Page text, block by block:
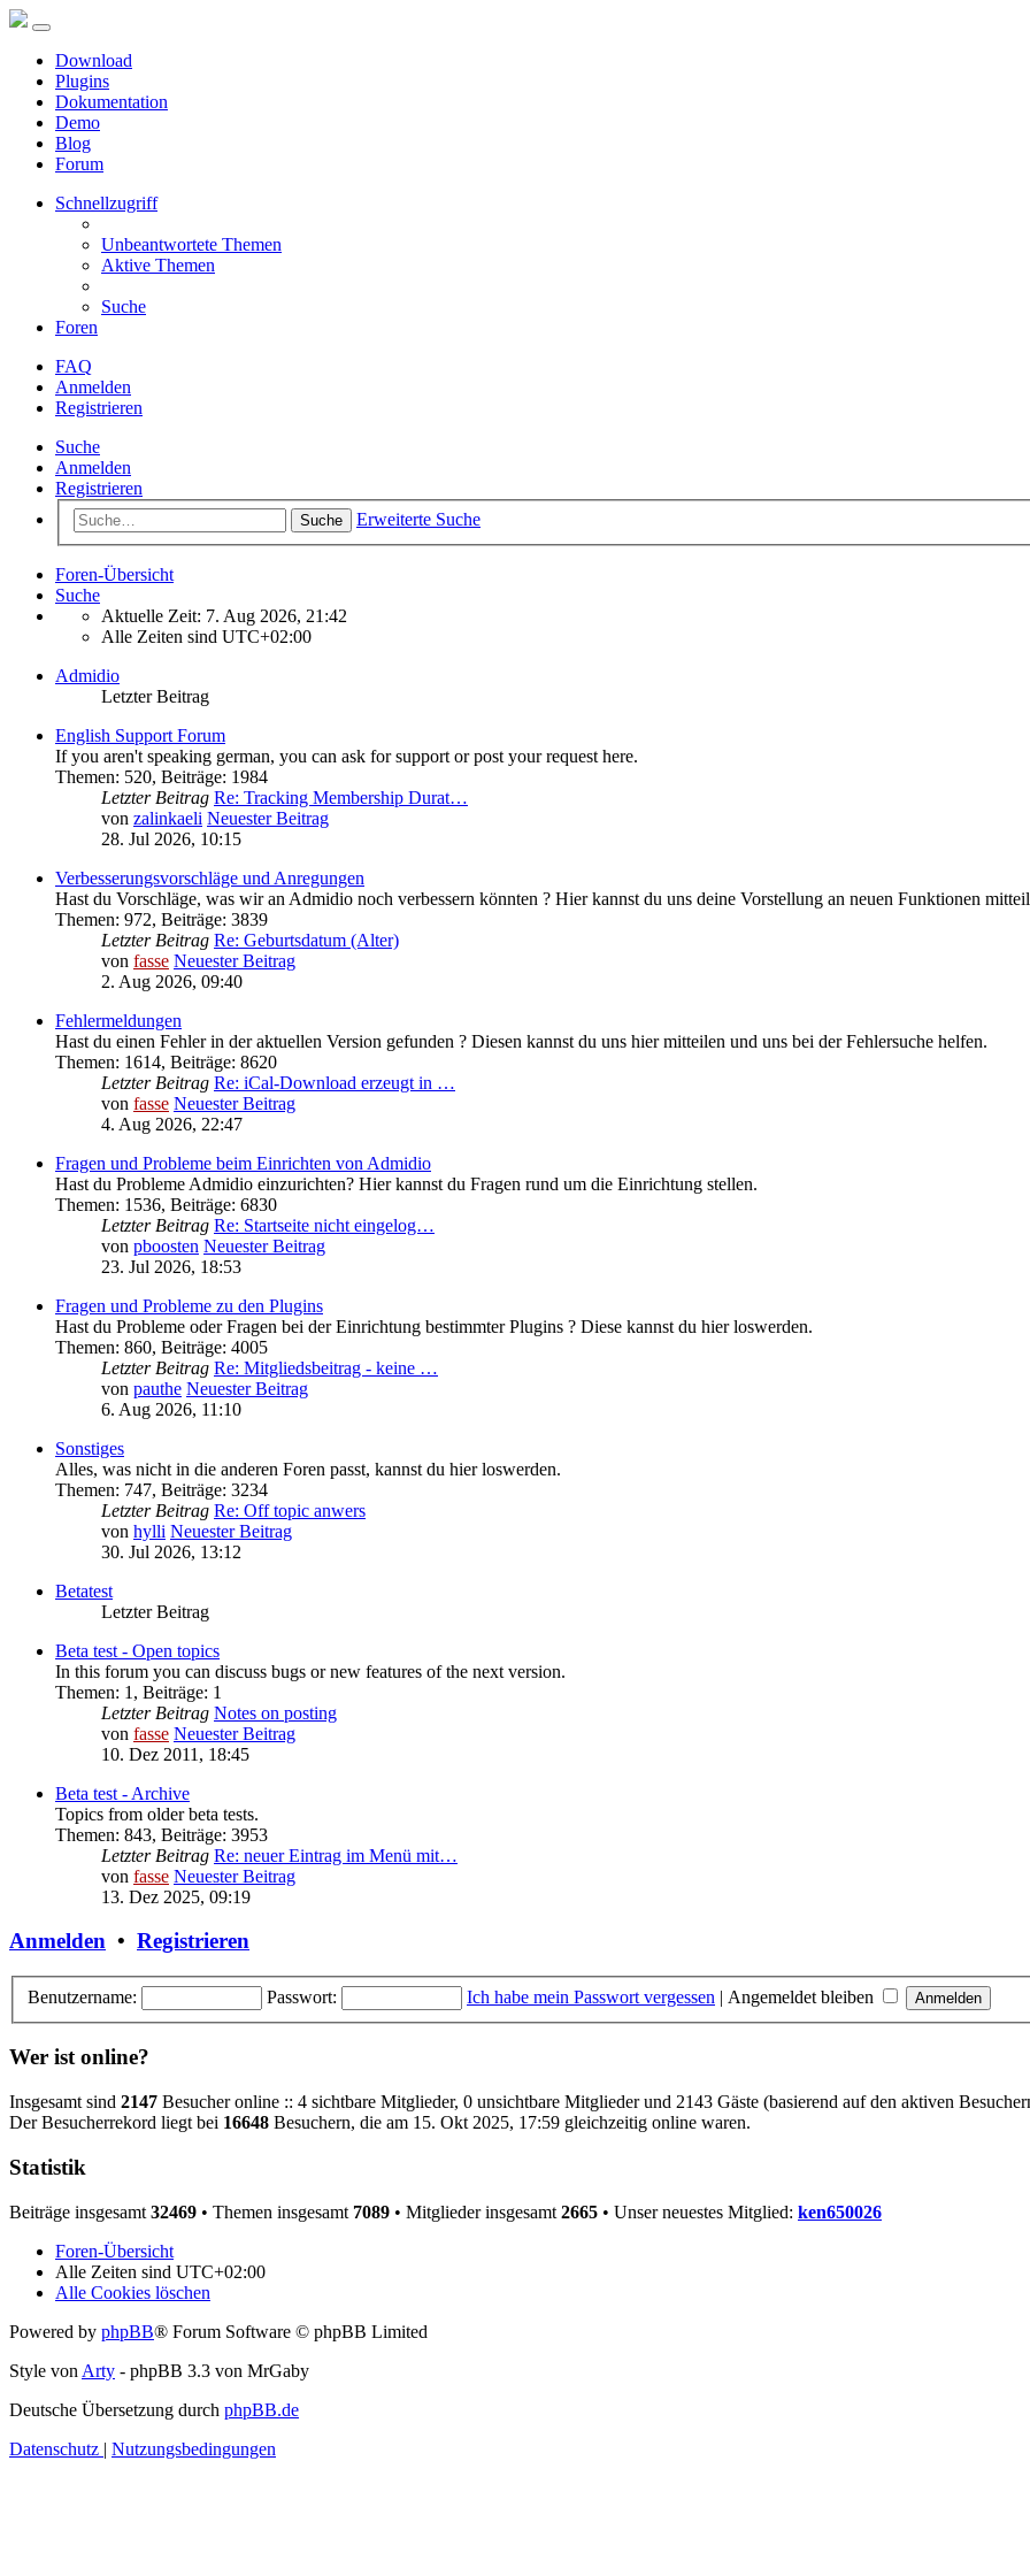
Download
Plugins
Dokumentation
Demo
Blog
Forum
Schnellzugriff
Unbeantwortete Themen
Aktive Themen
Suche
Foren
FAQ
Anmelden
Registrieren
Suche
Anmelden
Registrieren
Suche Erweiterte Suche
Foren-Übersicht
Suche
Aktuelle Zeit: 7. Aug 2026, 21:42
Alle Zeiten sind UTC+02:00
Admidio
Letzter Beitrag
English Support Forum
If you aren't speaking german, you can ask for support or post your request here.
Themen: 520, Beiträge: 1984
Letzter Beitrag Re: Tracking Membership Durat…
von zalinkaeli Neuester Beitrag
28. Jul 2026, 10:15
Verbesserungsvorschläge und Anregungen
Hast du Vorschläge, was wir an Admidio noch verbessern könnten ? Hier kannst du uns deine Vorstellung an neuen Funktionen
Themen: 972, Beiträge: 3839
Letzter Beitrag Re: Geburtsdatum (Alter)
von fasse Neuester Beitrag
2. Aug 2026, 09:40
Fehlermeldungen
Hast du einen Fehler in der aktuellen Version gefunden ? Diesen kannst du uns hier mitteilen und uns bei der Fehlersuche helfen.
Themen: 1614, Beiträge: 8620
Letzter Beitrag Re: iCal-Download erzeugt in …
von fasse Neuester Beitrag
4. Aug 2026, 22:47
Fragen und Probleme beim Einrichten von Admidio
Hast du Probleme Admidio einzurichten? Hier kannst du Fragen rund um die Einrichtung stellen.
Themen: 1536, Beiträge: 6830
Letzter Beitrag Re: Startseite nicht eingelog…
von pboosten Neuester Beitrag
23. Jul 2026, 18:53
Fragen und Probleme zu den Plugins
Hast du Probleme oder Fragen bei der Einrichtung bestimmter Plugins ? Diese kannst du hier loswerden.
Themen: 860, Beiträge: 4005
Letzter Beitrag Re: Mitgliedsbeitrag - keine …
von pauthe Neuester Beitrag
6. Aug 2026, 11:10
Sonstiges
Alles, was nicht in die anderen Foren passt, kannst du hier loswerden.
Themen: 747, Beiträge: 3234
Letzter Beitrag Re: Off topic anwers
von hylli Neuester Beitrag
30. Jul 2026, 13:12
Betatest
Letzter Beitrag
Beta test - Open topics
In this forum you can discuss bugs or new features of the next version.
Themen: 1 , Beiträge: 1
Letzter Beitrag Notes on posting
von fasse Neuester Beitrag
10. Dez 2011, 18:45
Beta test - Archive
Topics from older beta tests.
Themen: 843, Beiträge: 3953
Letzter Beitrag Re: neuer Eintrag im Menü mit…
von fasse Neuester Beitrag
13. Dez 2025, 09:19
Anmelden • Registrieren
Benutzername: Passwort: Ich habe mein Passwort vergessen | Angemeldet bleiben
Wer ist online?
Insgesamt sind 2147 Besucher online :: 4 sichtbare Mitglieder, 0 unsichtbare Mitglieder und 2143 Gäste (basierend auf den aktiven
Der Besucherrekord liegt bei 16648 Besuchern, die am 15. Okt 2025, 17:59 gleichzeitig online waren.
Statistik
Beiträge insgesamt 32469 • Themen insgesamt 7089 • Mitglieder insgesamt 2665 • Unser neuestes Mitglied: ken650026
Foren-Übersicht
Alle Zeiten sind UTC+02:00
Alle Cookies löschen
Powered by phpBB® Forum Software © phpBB Limited
Style von Arty - phpBB 3.3 von MrGaby
Deutsche Übersetzung durch phpBB.de
Datenschutz | Nutzungsbedingungen